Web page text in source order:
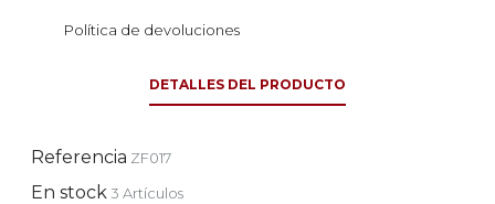
Política de devoluciones
DETALLES DEL PRODUCTO
Referencia ZF017
En stock3 Artículos